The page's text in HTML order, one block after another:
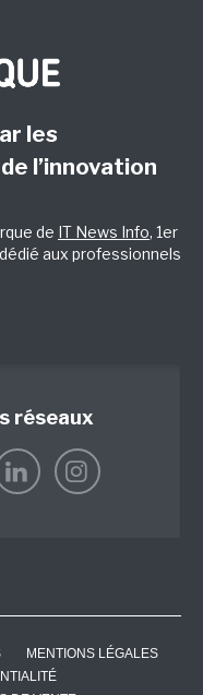
les
l’innovation
de IT News Info, 1er
aux professionnels
réseaux
MENTIONS LÉGALES